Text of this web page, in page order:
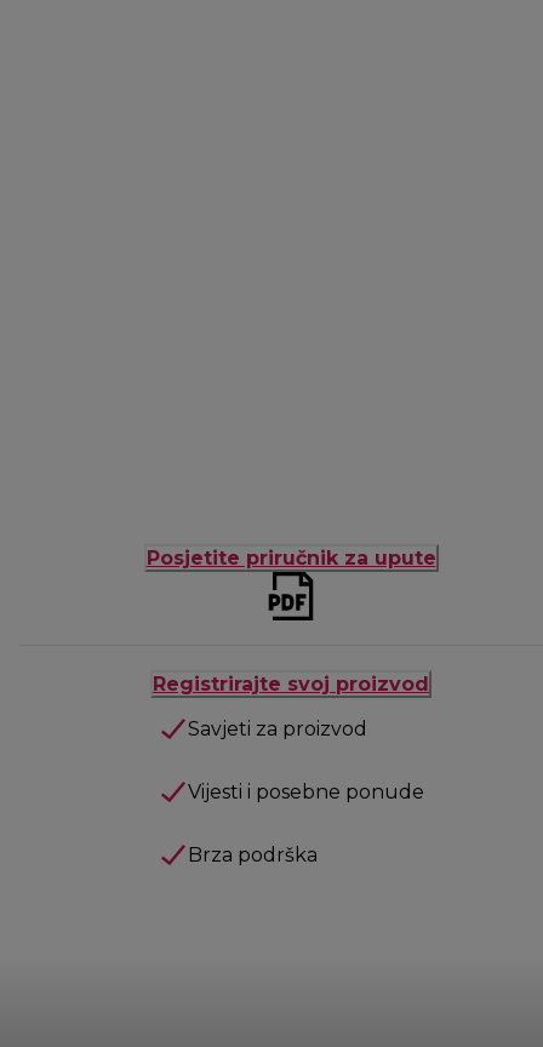
Posjetite priručnik za upute
Registrirajte svoj proizvod
Savjeti za proizvod
Vijesti i posebne ponude
Brza podrška